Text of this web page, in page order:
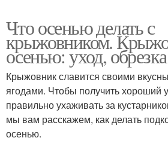
Что осенью делать с
крыжовником.
осенью: уход,
Крыжовник славится своими
ягодами. Чтобы получить хороший
правильно ухаживать за
мы вам расскажем, как делать
осенью.